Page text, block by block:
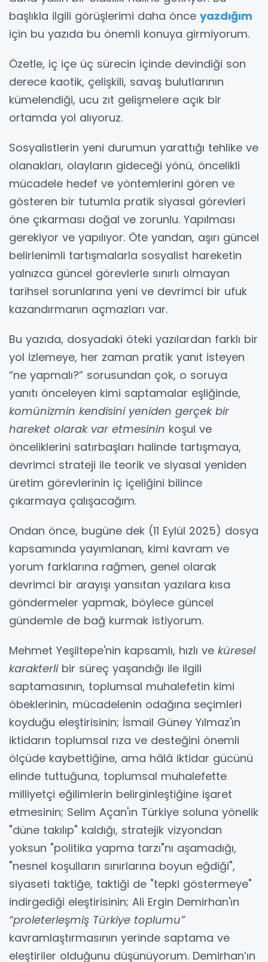
başlıkla ilgili görüşlerimi daha önce yazdığım
için bu yazıda bu önemli konuya girmiyorum.
Özetle, iç içe üç sürecin içinde devindiği son
derece kaotik, çelişkili, savaş bulutlarının
kümelendiği, ucu zıt gelişmelere açık bir
ortamda yol alıyoruz.
Sosyalistlerin yeni durumun yarattığı tehlike ve
olanakları, olayların gideceği yönü, öncelikli
mücadele hedef ve yöntemlerini gören ve
gösteren bir tutumla pratik siyasal görevleri
öne çıkarması doğal ve zorunlu. Yapılması
gerekiyor ve yapılıyor. Öte yandan, aşırı güncel
belirlenimli tartışmalarla sosyalist hareketin
yalnızca güncel görevlerle sınırlı olmayan
tarihsel sorunlarına yeni ve devrimci bir ufuk
kazandırmanın açmazları var.
Bu yazıda, dosyadaki öteki yazılardan farklı bir
yol izlemeye, her zaman pratik yanıt isteyen
“ne yapmalı?” sorusundan çok, o soruya
yanıtı önceleyen kimi saptamalar eşliğinde,
komünizmin kendisini yeniden gerçek bir
hareket olarak var etmesinin koşul ve
önceliklerini satırbaşları halinde tartışmaya,
devrimci strateji ile teorik ve siyasal yeniden
üretim görevlerinin iç içeliğini bilince
çıkarmaya çalışacağım.
Ondan önce, bugüne dek (11 Eylül 2025) dosya
kapsamında yayımlanan, kimi kavram ve
yorum farklarına rağmen, genel olarak
devrimci bir arayışı yansıtan yazılara kısa
göndermeler yapmak, böylece güncel
gündemle de bağ kurmak istiyorum.
Mehmet Yeşiltepe'nin kapsamlı, hızlı ve küresel
karakterlibir süreç yaşandığı ile ilgili
saptamasının, toplumsal muhalefetin kimi
öbeklerinin, mücadelenin odağına seçimleri
koyduğu eleştirisinin; İsmail Güney Yılmaz'ın
iktidarın toplumsal rıza ve desteğini önemli
ölçüde kaybettiğine, ama hâlâ iktidar gücünü
elinde tuttuğuna, toplumsal muhalefette
milliyetçi eğilimlerin belirginleştiğine işaret
etmesinin; Selim Açan'ın Türkiye soluna yönelik
"düne takılıp" kaldığı, stratejik vizyondan
yoksun "politika yapma tarzı"nı aşamadığı,
"nesnel koşulların sınırlarına boyun eğdiği",
siyaseti taktiğe, taktiği de "tepki göstermeye"
indirgediği eleştirisinin; Ali Ergin Demirhan'ın
“proleterleşmiş Türkiye toplumu”
kavramlaştırmasının yerinde saptama ve
eleştiriler olduğunu düşünüyorum. Demirhan’ın